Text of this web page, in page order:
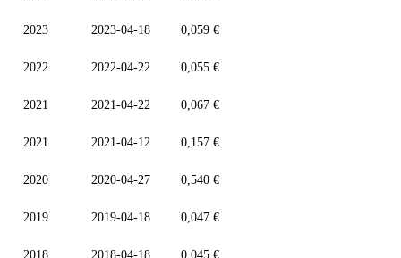
2023 2023-04-18 0,059 €
2022 2022-04-22 0,055 €
2021 2021-04-22 0,067 €
2021 2021-04-12 0,157 €
2020 2020-04-27 0,540 €
2019 2019-04-18 0,047 €
2018 2018-04-18 0,045 €